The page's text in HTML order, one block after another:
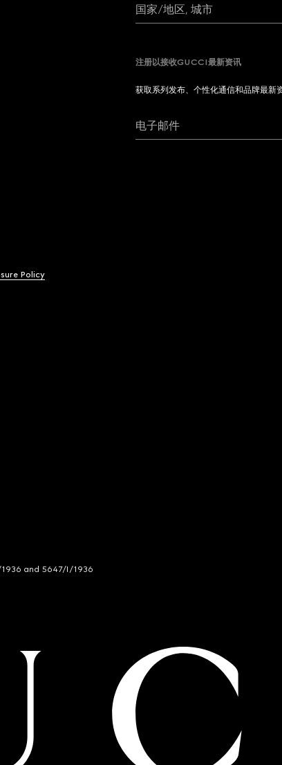
Policy
国家/地区, 城市
注册以接收GUCCI最新资讯
获取系列发布、个性化通信和品牌最新
电子邮件
1936 and 5647/I/1936